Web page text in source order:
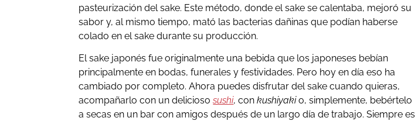
pasteurización del sake. Este método, donde el sake se calentaba, mejoró su
sabor y, al mismo tiempo, mató las bacterias dañinas que podían haberse
colado en el sake durante su producción.
El sake japonés fue originalmente una bebida que los japoneses bebían
principalmente en bodas, funerales y festividades. Pero hoy en día eso ha
cambiado por completo. Ahora puedes disfrutar del sake cuando quieras,
acompañarlo con un deliciososushi, conkushiyakio, simplemente, bebértelo
a secas en un bar con amigos después de un largo día de trabajo. Siempre es